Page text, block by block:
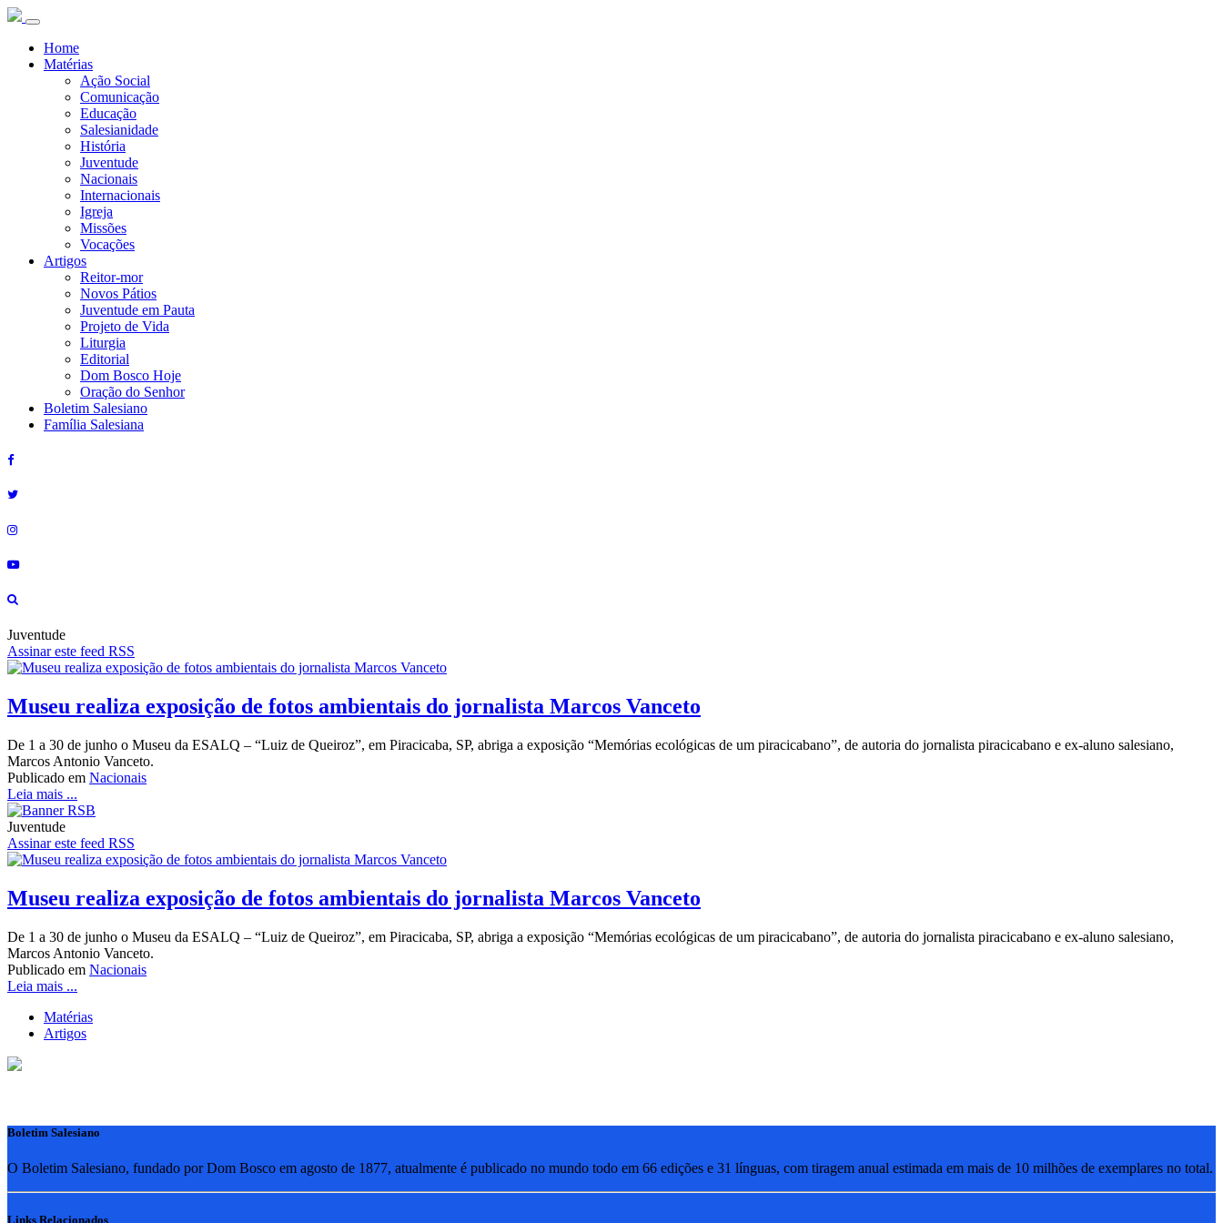
Home
Matérias
Ação Social
Comunicação
Educação
Salesianidade
História
Juventude
Nacionais
Internacionais
Igreja
Missões
Vocações
Artigos
Reitor-mor
Novos Pátios
Juventude em Pauta
Projeto de Vida
Liturgia
Editorial
Dom Bosco Hoje
Oração do Senhor
Boletim Salesiano
Família Salesiana
Juventude
Assinar este feed RSS
Museu realiza exposição de fotos ambientais do jornalista Marcos Vanceto
De 1 a 30 de junho o Museu da ESALQ – “Luiz de Queiroz”, em Piracicaba, SP, abriga a exposição “Memórias ecológicas de um piracicabano”, de autoria do jornalista piracicabano e ex-aluno salesiano,
Marcos Antonio Vanceto.
Publicado em Nacionais
Leia mais ...
Juventude
Assinar este feed RSS
Museu realiza exposição de fotos ambientais do jornalista Marcos Vanceto
De 1 a 30 de junho o Museu da ESALQ – “Luiz de Queiroz”, em Piracicaba, SP, abriga a exposição “Memórias ecológicas de um piracicabano”, de autoria do jornalista piracicabano e ex-aluno salesiano,
Marcos Antonio Vanceto.
Publicado em Nacionais
Leia mais ...
Matérias
Artigos
Boletim Salesiano
O Boletim Salesiano, fundado por Dom Bosco em agosto de 1877, atualmente é publicado no mundo todo em 66 edições e 31 línguas, com tiragem anual estimada em mais de 10 milhões de exemplares no total.
Links Relacionados